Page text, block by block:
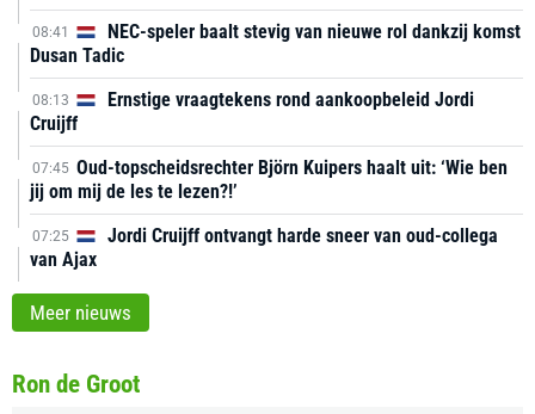
08:41
NEC-speler baalt stevig van nieuwe rol dankzij komst
Dusan Tadic
08:13
Ernstige vraagtekens rond aankoopbeleid Jordi
Cruijff
07:45 Oud-topscheidsrechter Björn Kuipers haalt uit: ‘Wie ben
jij om mij de les te lezen?!’
07:25
Jordi Cruijff ontvangt harde sneer van oud-collega
van Ajax
Meer nieuws
Ron de Groot